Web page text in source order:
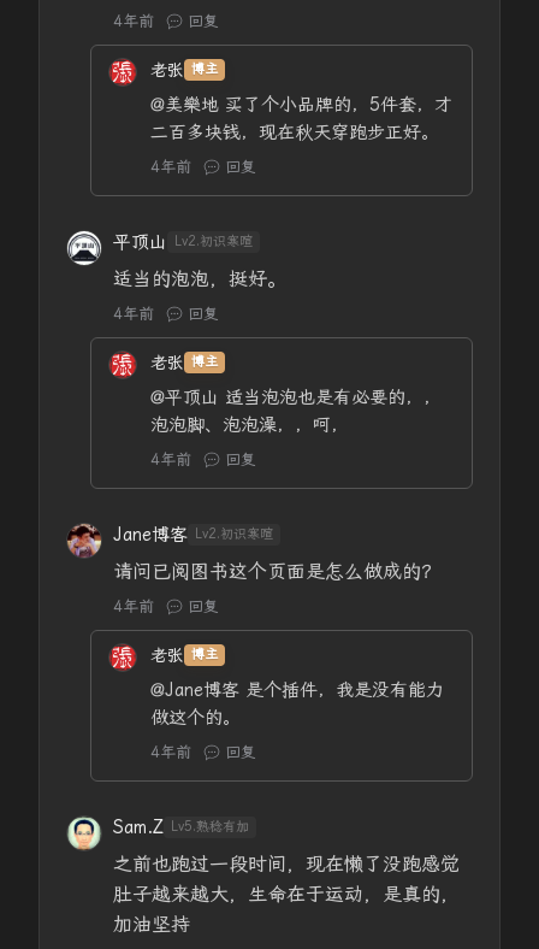
4年前 回复
老张 博主
@美樂地 买了个小品牌的，5件套，才
二百多块钱，现在秋天穿跑步正好。
4年前 回复
平顶山 Lv2.初识寒暄
适当的泡泡，挺好。
4年前 回复
老张 博主
@平顶山 适当泡泡也是有必要的，，
泡泡脚、泡泡澡，，呵，
4年前 回复
Jane博客 Lv2.初识寒暄
请问已阅图书这个页面是怎么做成的？
4年前 回复
老张 博主
@Jane博客 是个插件，我是没有能力
做这个的。
4年前 回复
Sam.Z Lv5.熟稔有加
之前也跑过一段时间，现在懒了没跑感觉
肚子越来越大，生命在于运动，是真的，
加油坚持